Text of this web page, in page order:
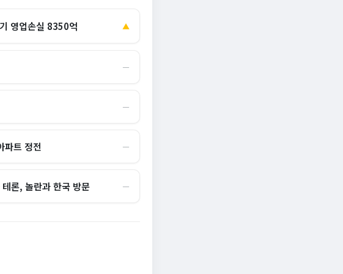
영업손실 8350억 ▲
―
―
파트 정전 ―
테론, 놀란과 한국 방문 ―